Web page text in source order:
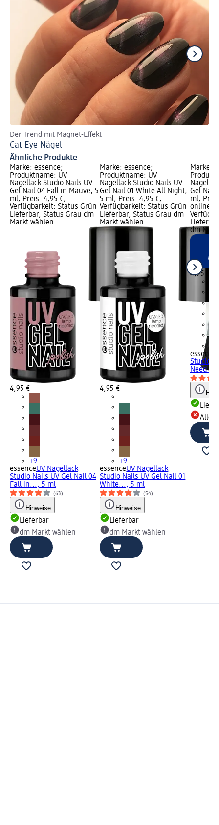
Der Trend mit Magnet-Effekt
Cat-Eye-Nägel
Ähnliche Produkte
Marke: essence;
Produktname: UV
Nagellack Studio Nails UV
Gel Nail 04 Fall in Mauve, 5
ml; Preis: 4,95 €;
Verfügbarkeit: Status Grün
Lieferbar, Status Grau dm
Markt wählen
4,95 €
+9
essenceUV Nagellack
Studio Nails UV Gel Nail 04
Fall in..., 5 ml
(63)
Hinweise
Lieferbar
dm Markt wählen
Marke: essence;
Produktname: UV
Nagellack Studio Nails UV
Gel Nail 01 White All Night,
5 ml; Preis: 4,95 €;
Verfügbarkeit: Status Grün
Lieferbar, Status Grau dm
Markt wählen
4,95 €
+9
essenceUV Nagellack
Studio Nails UV Gel Nail 01
White..., 5 ml
(54)
Hinweise
Lieferbar
dm Markt wählen
Marke:
Gel Nail
ml;
online
dm
4,95 €
essence
Studio
Need
Alle